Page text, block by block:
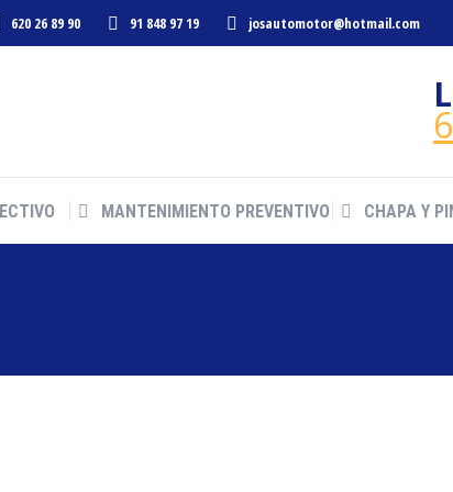
620 26 89 90 91 848 97 19 josautomotor@hotmail.com
MANTENIMIENTO PREVENTIVO CHAPA Y
MANTENIMIENTO PREVENTIVO CHAPA Y